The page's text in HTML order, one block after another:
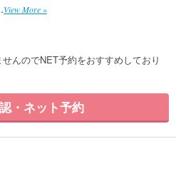
View More »
んのでNET予約をおすすめしており
・ネット予約